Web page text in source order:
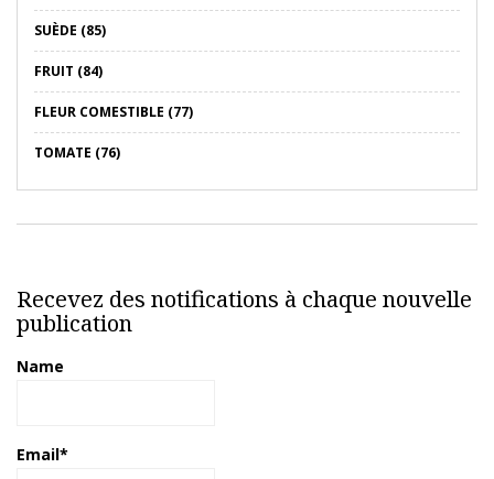
SUÈDE (85)
FRUIT (84)
FLEUR COMESTIBLE (77)
TOMATE (76)
Recevez des notifications à chaque nouvelle
publication
Name
Email*